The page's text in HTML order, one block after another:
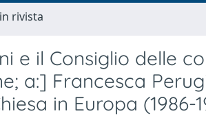
rivista
e il Consiglio delle
a:] Francesca
in Europa (1986-